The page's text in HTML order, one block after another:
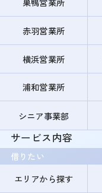
赤羽営業所
横浜営業所
浦和営業所
シニア事業部
サービス内容
借りたい
エリアから探す